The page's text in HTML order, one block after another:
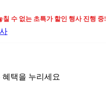
칠 수 없는 초특가 할인 행사 진행 중!
택을 누리세요